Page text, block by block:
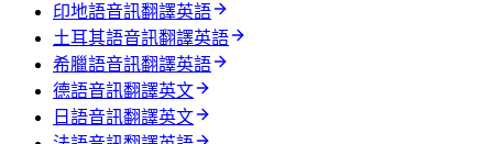
印地語音訊翻譯英語
土耳其語音訊翻譯英語
希臘語音訊翻譯英語
德語音訊翻譯英文
日語音訊翻譯英文